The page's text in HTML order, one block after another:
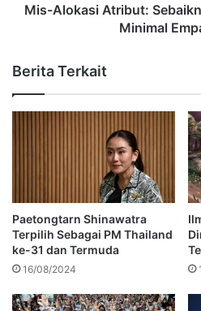
Mis-Alokasi Atribut:
Minimal
Berita Terkait
Paetongtarn Shinawatra
Terpilih Sebagai PM Thailand
ke-31 dan Termuda
16/08/2024